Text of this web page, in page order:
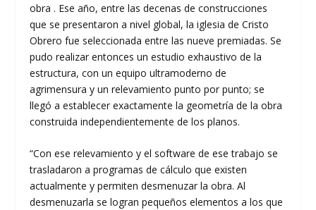
obra . Ese año, entre las decenas de construcciones
que se presentaron a nivel global, la iglesia de Cristo
Obrero fue seleccionada entre las nueve premiadas. Se
pudo realizar entonces un estudio exhaustivo de la
estructura, con un equipo ultramoderno de
agrimensura y un relevamiento punto por punto; se
llegó a establecer exactamente la geometría de la obra
construida independientemente de los planos.
“Con ese relevamiento y el software de ese trabajo se
trasladaron a programas de cálculo que existen
actualmente y permiten desmenuzar la obra. Al
desmenuzarla se logran pequeños elementos a los que